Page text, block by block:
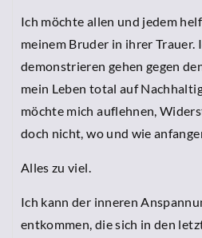
Ich möchte allen und jedem
meinem Bruder in ihrer Trauer.
demonstrieren gehen gegen
mein Leben total auf
möchte mich auflehnen,
doch nicht, wo und wie
Alles zu viel.
Ich kann der inneren
entkommen, die sich in den